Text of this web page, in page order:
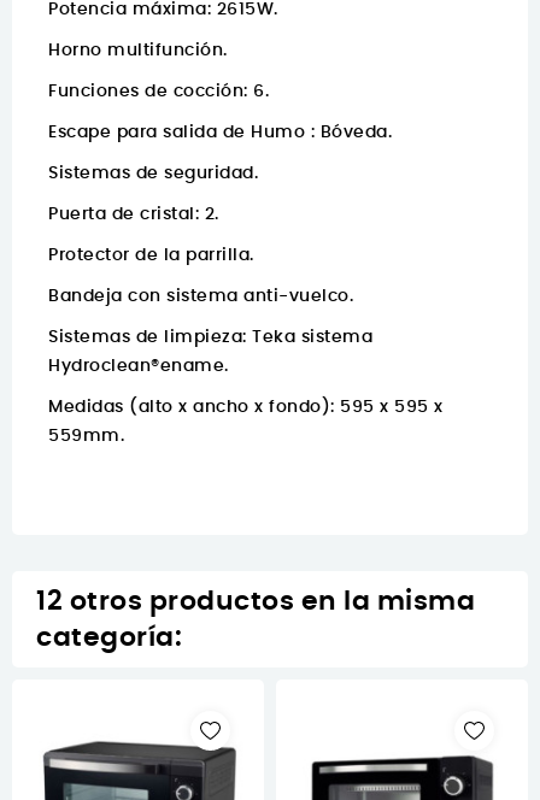
Potencia máxima: 2615W.
Horno multifunción.
Funciones de cocción: 6.
Escape para salida de Humo : Bóveda.
Sistemas de seguridad.
Puerta de cristal: 2.
Protector de la parrilla.
Bandeja con sistema anti-vuelco.
Sistemas de limpieza: Teka sistema
Hydroclean®ename.
Medidas (alto x ancho x fondo): 595 x 595 x
559mm.
12 otros productos en la misma
categoría: